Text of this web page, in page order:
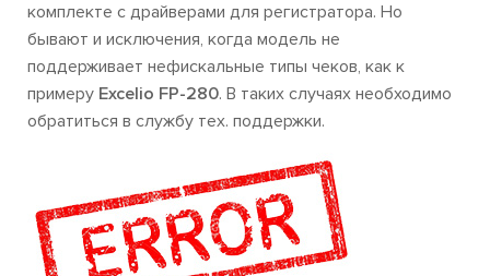
комплекте с драйверами для регистратора. Но
бывают и исключения, когда модель не
поддерживает нефискальные типы чеков, как к
примеру Excelio FP-280. В таких случаях необходимо
обратиться в службу тех. поддержки.